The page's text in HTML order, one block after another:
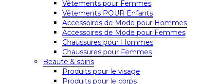
Vêtements pour Femmes
Vêtements POUR Enfants
Accessoires de Mode pour Hommes
Accessoires de Mode pour Femmes
Chaussures pour Hommes
Chaussures pour Femmes
Beauté & soins
Produits pour le visage
Produits pour le corps